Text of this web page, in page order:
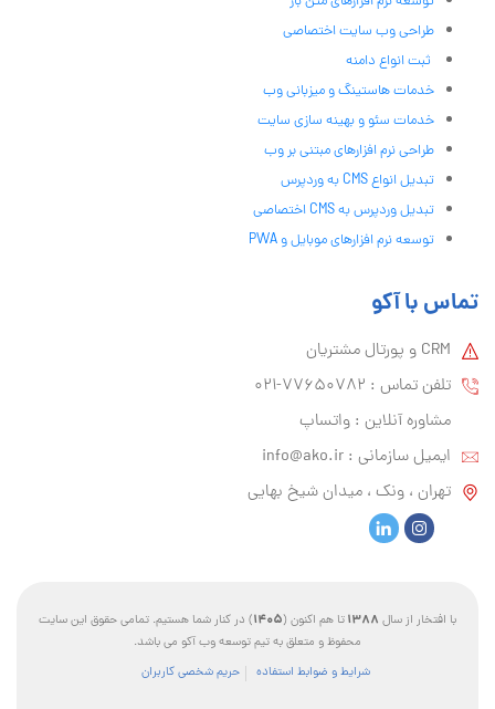
طراحی وب سایت اختصاصی
ثبت انواع دامنه
خدمات هاستینگ و میزبانی وب
خدمات سئو و بهینه سازی سایت
طراحی نرم افزارهای مبتنی بر وب
تبدیل انواع CMS به وردپرس
تبدیل وردپرس به CMS اختصاصی
توسعه نرم افزارهای موبایل و PWA
تماس با آکو
CRM و پورتال مشتریان
تلفن تماس :‌ 77650782-021
مشاوره آنلاین : واتساپ
ایمیل سازمانی :‌ info@ako.ir
تهران ، ونک ، میدان شیخ بهایی
با افتخار از سال 1388تا هم اکنون (1405) در کنار شما هستیم. تمامی حقوق این سایت
محفوظ و متعلق به تیم توسعه وب آکو می باشد.
شرایط و ضوابط استفاده
حریم شخصی کاربران